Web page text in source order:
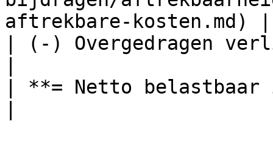
aftrekbare-kosten.md) |
| (-) Overgedragen
| **= Netto belastbaar